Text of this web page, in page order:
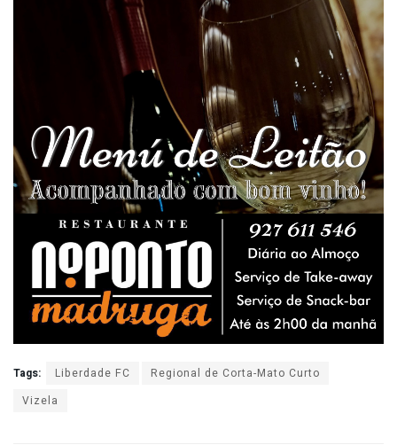
Tags: Liberdade FC
Regional de Corta-Mato Curto
Vizela